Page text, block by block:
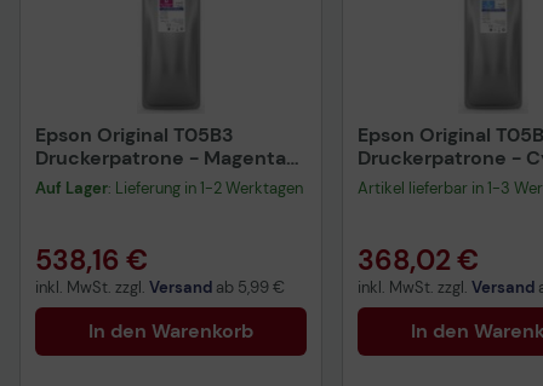
Epson Original T05B3
Druckerpatrone - Magenta
C13T05B34N
Auf Lager: Lieferung in 1-2 Werktagen
538,16 €
inkl. MwSt. zzgl. Versand ab 5,99 €
In den Warenkorb
Epson Original
Druckerpatrone -
C13T05B24N
Artikel lieferbar in 1-3
368,02 €
inkl. MwSt. zzgl. Versand
In den